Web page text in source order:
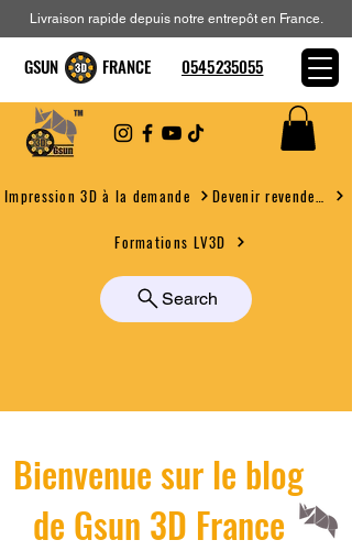
Impression 3D à la demande
Formations LV3D
Search
Livraison rapide depuis notre entrepôt en France.
GSUN FRANCE 0545235055
Bienvenue sur le blog
de Gsun 3D France